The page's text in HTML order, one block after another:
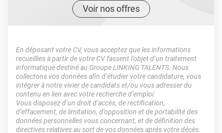
Voir nos offres
En déposant votre CV, vous acceptez que les informations
recueillies à partir de votre CV fassent l’objet d’un traitement
informatique destiné au Groupe LINKING TALENTS. Nous
collectons vos données afin d’étudier votre candidature, vous
intégrer à notre vivier de candidats et/ou vous adresser du
contenu en lien avec votre recherche d’emploi.
Vous disposez d’un droit d’accès, de rectification,
d’effacement, de limitation, d’opposition et de portabilité des
données personnelles vous concernant, et de définition des
directives relatives au sort de vos données après votre décès.